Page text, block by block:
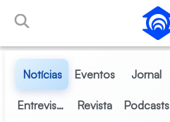
Pular para o Conteúdo principal
Notícias Eventos Jornal
Entrevistas Revista Podcasts